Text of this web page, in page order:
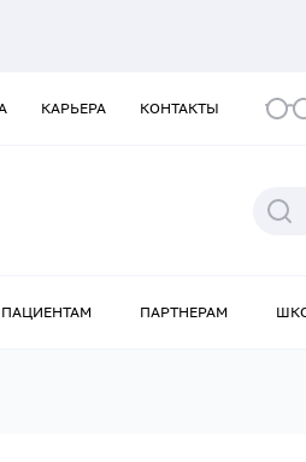
КАРЬЕРА КОНТАКТЫ
ПАЦИЕНТАМ ПАРТНЕРАМ